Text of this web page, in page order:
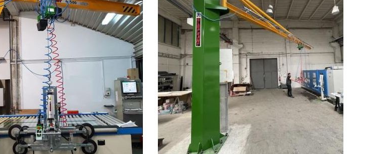
Potence de levage murale
Potence triangulée en profilé HE